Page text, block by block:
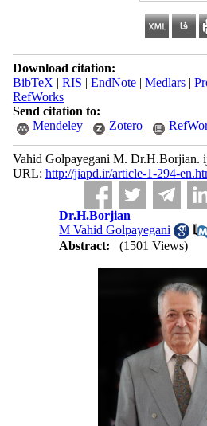
Download citation:
BibTeX | RIS | EndNote| Medlars|
RefWorks
Send citation to:
Mendeley
Zotero
Vahid Golpayegani M. Dr.H.Borjian.
URL: http://jiapd.ir/article-1-294-
Dr.H.Borjian
M Vahid Golpayegani
Abstract:
(1501 Views)